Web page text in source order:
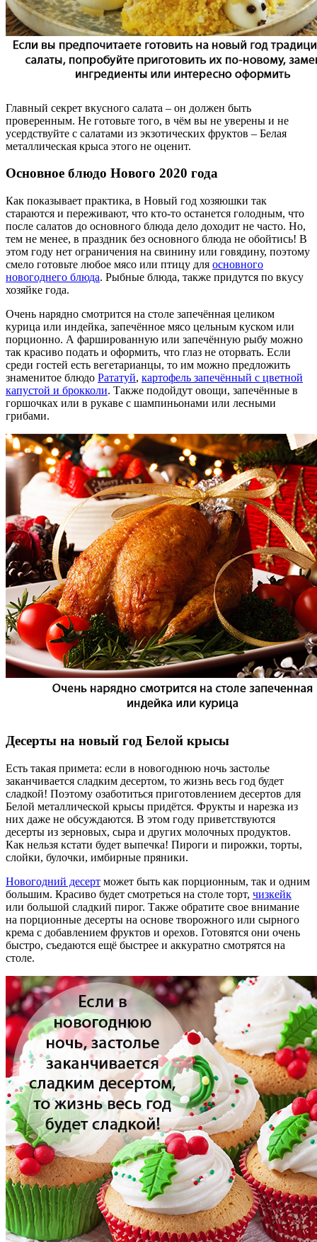
Главный секрет вкусного салата – он должен быть
проверенным. Не готовьте того, в чём вы не уверены и не
усердствуйте с салатами из экзотических фруктов – Белая
металлическая крыса этого не оценит.
Основное блюдо Нового 2020 года
Как показывает практика, в Новый год хозяюшки так
стараются и переживают, что кто-то останется голодным, что
после салатов до основного блюда дело доходит не часто. Но,
тем не менее, в праздник без основного блюда не обойтись! В
этом году нет ограничения на свинину или говядину, поэтому
смело готовьте любое мясо или птицу для основного
новогоднего блюда. Рыбные блюда, также придутся по вкусу
хозяйке года.
Очень нарядно смотрится на столе запечённая целиком
курица или индейка, запечённое мясо цельным куском или
порционно. А фаршированную или запечённую рыбу можно
так красиво подать и оформить, что глаз не оторвать. Если
среди гостей есть вегетарианцы, то им можно предложить
знаменитое блюдо Рататуй, картофель запечённый с цветной
капустой и брокколи. Также подойдут овощи, запечённые в
горшочках или в рукаве с шампиньонами или лесными
грибами.
Десерты на новый год Белой крысы
Есть такая примета: если в новогоднюю ночь застолье
заканчивается сладким десертом, то жизнь весь год будет
сладкой! Поэтому озаботиться приготовлением десертов для
Белой металлической крысы придётся. Фрукты и нарезка из
них даже не обсуждаются. В этом году приветствуются
десерты из зерновых, сыра и других молочных продуктов.
Как нельзя кстати будет выпечка! Пироги и пирожки, торты,
слойки, булочки, имбирные пряники.
Новогодний десерт может быть как порционным, так и одним
большим. Красиво будет смотреться на столе торт, чизкейк
или большой сладкий пирог. Также обратите свое внимание
на порционные десерты на основе творожного или сырного
крема с добавлением фруктов и орехов. Готовятся они очень
быстро, съедаются ещё быстрее и аккуратно смотрятся на
столе.